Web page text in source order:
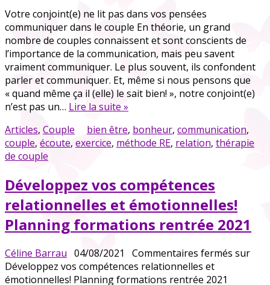
Votre conjoint(e) ne lit pas dans vos pensées
communiquer dans le couple En théorie, un grand
nombre de couples connaissent et sont conscients de
l’importance de la communication, mais peu savent
vraiment communiquer. Le plus souvent, ils confondent
parler et communiquer. Et, même si nous pensons que
« quand même ça il (elle) le sait bien! », notre conjoint(e)
n’est pas un… Lire la suite »
Articles, Couple bien être, bonheur, communication,
couple, écoute, exercice, méthode RE, relation, thérapie
de couple
Développez vos compétences
relationnelles et émotionnelles!
Planning formations rentrée 2021
Céline Barrau 04/08/2021 Commentaires fermés sur
Développez vos compétences relationnelles et
émotionnelles! Planning formations rentrée 2021